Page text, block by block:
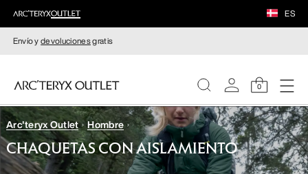
ES
Envío ydevolucionesgratis
0
MUJERE
Arc'teryx Outlet Hombre
CHAQUETAS CON AISLAMIENTO